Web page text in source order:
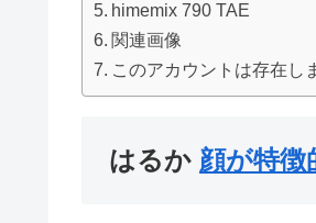
himemix 790 TAE
関連画像
このアカウントは存在し
はるか 顔が特徴